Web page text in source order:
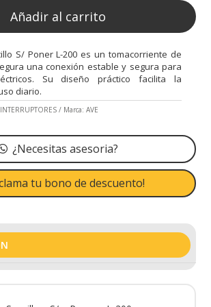
Añadir al carrito
S/ Poner L-200 es un tomacorriente de
una conexión estable y segura para
Su diseño práctico facilita la
diario.
Marca: AVE
¿Necesitas asesoria?
tu bono de descuento!